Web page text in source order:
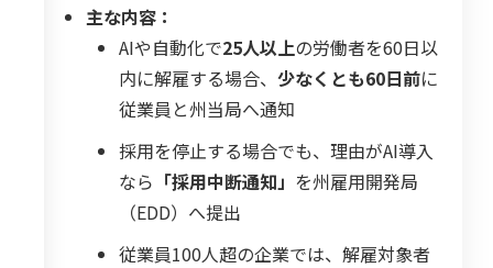
主な内容：
AIや自動化で25人以上の労働者を60日以
内に解雇する場合、 少なくとも60日前に
従業員と州当局へ通知
採用を停止する場合でも、理由がAI導入
なら 「採用中断通知」 を州雇用開発局
（EDD）へ提出
従業員100人超の企業では、解雇対象者